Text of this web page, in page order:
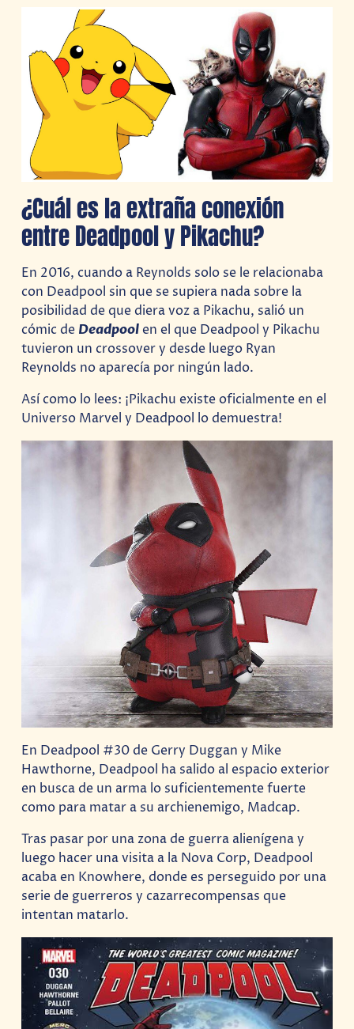
¿Cuál es la extraña conexión
entre Deadpool y Pikachu?
En 2016, cuando a Reynolds solo se le relacionaba
con Deadpool sin que se supiera nada sobre la
posibilidad de que diera voz a Pikachu, salió un
cómic de Deadpoolen el que Deadpool y Pikachu
tuvieron un crossover y desde luego Ryan
Reynolds no aparecía por ningún lado.
Así como lo lees: ¡Pikachu existe oficialmente en el
Universo Marvel y Deadpool lo demuestra!
En Deadpool #30 de Gerry Duggan y Mike
Hawthorne, Deadpool ha salido al espacio exterior
en busca de un arma lo suficientemente fuerte
como para matar a su archienemigo, Madcap.
Tras pasar por una zona de guerra alienígena y
luego hacer una visita a la Nova Corp, Deadpool
acaba en Knowhere, donde es perseguido por una
serie de guerreros y cazarrecompensas que
intentan matarlo.